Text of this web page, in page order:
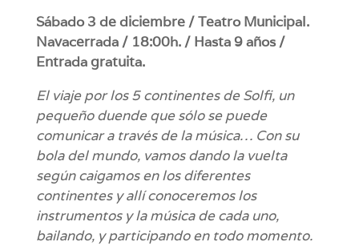
Sábado 3 de diciembre / Teatro Municipal.
Navacerrada / 18:00h. / Hasta 9 años /
Entrada gratuita.
El viaje por los 5 continentes de Solfi, un
pequeño duende que sólo se puede
comunicar a través de la música… Con su
bola del mundo, vamos dando la vuelta
según caigamos en los diferentes
continentes y allí conoceremos los
instrumentos y la música de cada uno,
bailando, y participando en todo momento.